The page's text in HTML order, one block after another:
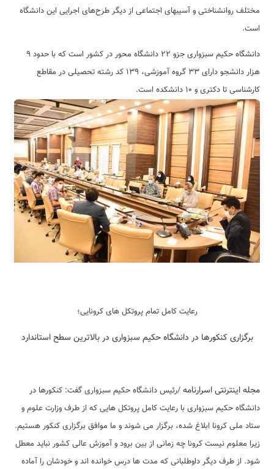
مختلف روانشناختی و آسیبهای اجتماعی از دیگر طرح‌های اجرایی این دانشگاه
است.
دانشگاه حکیم سبزواری جزو ۲۲ دانشگاه محور در کشور است که با حدود ۹
هزار دانشجو دارای ۳۳ گروه آموزشی، ۱۳۹ کد رشته‌ تحصیلی در مقاطع
کارشناسی تا دکتری و ۱۰ دانشکده است.
رعایت کامل تمام پروتکل های کرونایی؛
برگزاری کنکورها در دانشگاه حکیم سبزواری در بالاترین سطح استاندارد
مجله اینترنتی اسرارنامه /رئیس دانشگاه حکیم سبزواری گفت: کنکورها در
دانشگاه حکیم سبزواری با رعایت کامل پروتکل هایی که از طرف وزارت علوم و
ستاد ملی کرونا ابلاغ شده، برگزار می شوند و ما موافق برگزاری کنکور هستیم.
زیرا معلوم نیست کرونا چه زمانی از بین برود و آموزش عالی کشور نباید معطل
شود. از طرف دیگر داوطلبانی که مدت ها درس خوانده اند و خودشان را آماده